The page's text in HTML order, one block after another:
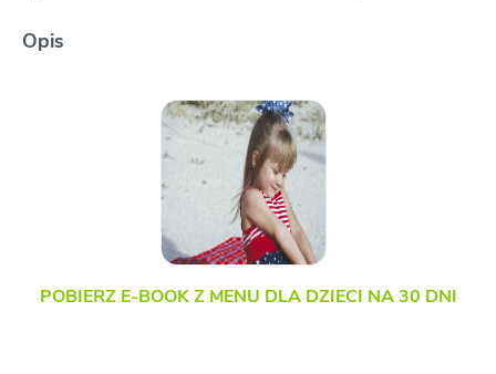
Opis
POBIERZ E-BOOK Z MENU DLA DZIECI NA 30 DNI